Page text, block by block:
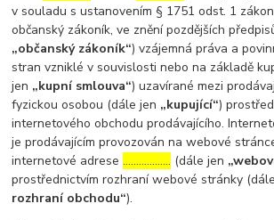
v souladu s ustanovením § 1751 odst. 1
občanský zákoník, ve znění pozdějších
„občanský zákoník“) vzájemná práva a
stran vzniklé v souvislosti nebo na základě
jen „kupní smlouva“) uzavírané mezi
fyzickou osobou (dále jen „kupující“)
internetového obchodu prodávajícího.
je prodávajícím provozován na webové
internetové adrese……………… (dále jen
prostřednictvím rozhraní webové stránky
rozhraní obchodu“).